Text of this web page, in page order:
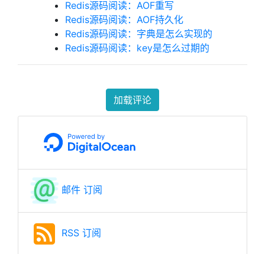
Redis源码阅读：AOF重写
Redis源码阅读：AOF持久化
Redis源码阅读：字典是怎么实现的
Redis源码阅读：key是怎么过期的
加载评论
邮件 订阅
RSS 订阅